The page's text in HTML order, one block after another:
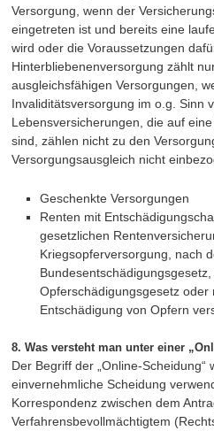
Versorgung, wenn der
eingetreten ist und bereits eine
wird oder die Voraussetzungen
Hinterbliebenenversorgung zählt
ausgleichsfähigen Versorgungen,
Invaliditätsversorgung im o.g. Sinn
Lebensversicherungen, die auf
sind, zählen nicht zu den
Versorgungsausgleich nicht
Geschenkte Versorgungen
Renten mit
gesetzlichen
Kriegsopferversorgung, nach
Bundesentschädigungsgesetz,
Opferschädigungsgesetz
Entschädigung von Opfern
8. Was versteht man unter einer
Der Begriff der „Online-
einvernehmliche Scheidung
Korrespondenz zwischen dem
Verfahrensbevollmächtigtem